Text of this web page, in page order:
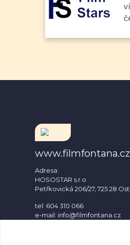
www.filmfontana.cz
Adresa:
HOSOSTAR s.r.o
Petřkovická 206/27, 725 28
tel: 604 310 066
e-mail: info@filmfontana.cz